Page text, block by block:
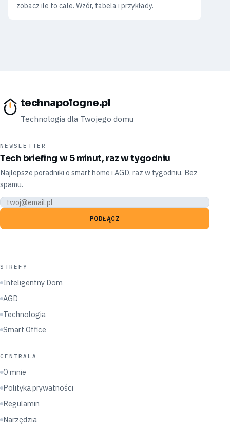
zobacz ile to cale. Wzór, tabela i przykłady.
technapologne.pl
Technologia dla Twojego domu
NEWSLETTER
Tech briefing w 5 minut, raz w tygodniu
Najlepsze poradniki o smart home i AGD, raz w tygodniu. Bez
spamu.
PODŁĄCZ
STREFY
Inteligentny Dom
AGD
Technologia
Smart Office
CENTRALA
O mnie
Polityka prywatności
Regulamin
Narzędzia